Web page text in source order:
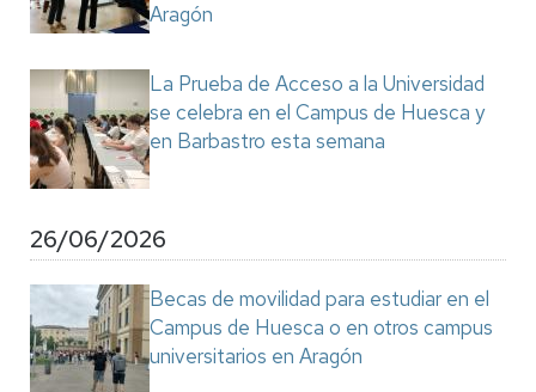
Aragón
La Prueba de Acceso a la Universidad
se celebra en el Campus de Huesca y
en Barbastro esta semana
26/06/2026
Becas de movilidad para estudiar en el
Campus de Huesca o en otros campus
universitarios en Aragón